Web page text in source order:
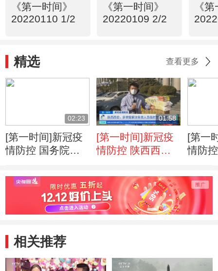
《第一时间》
20220110 1/2
《第一时间》
20220109 2/2
《
精选 查看更多
02:23
[第一时间]新冠疫
情防控 国务院联
西安社区防控
01:58
[第一时间]新冠疫
情防控 陕西西
类人员临时生活困
难
[第一
情防
疫
相关推荐